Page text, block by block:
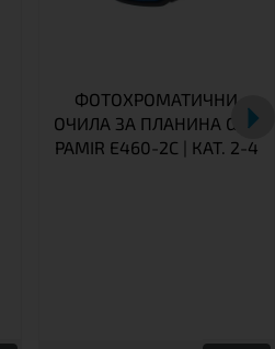
ФОТОХРОМАТИЧНИ
ОЧИЛА ЗА ПЛАНИНА GOG
PAMIR E460-2C | КАТ. 2-4